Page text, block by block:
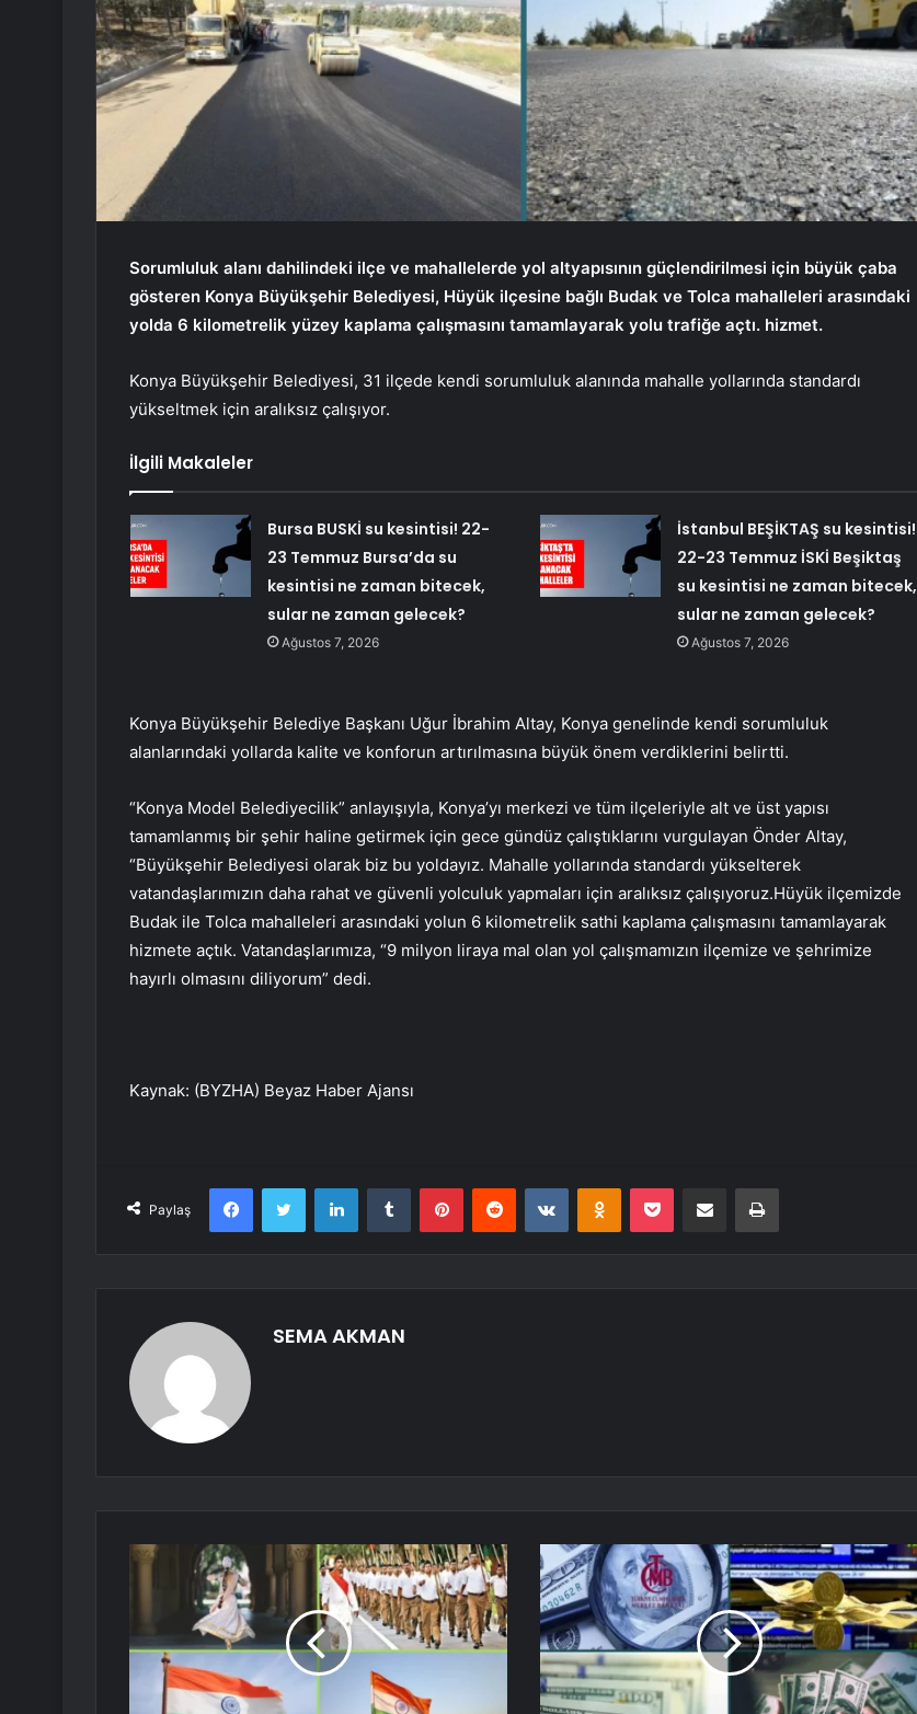
Sorumluluk alanı dahilindeki ilçe ve mahallelerde yol altyapısının güçlendirilmesi için büyük çaba
gösteren Konya Büyükşehir Belediyesi, Hüyük ilçesine bağlı Budak ve Tolca mahalleleri arasındaki
yolda 6 kilometrelik yüzey kaplama çalışmasını tamamlayarak yolu trafiğe açtı. hizmet.
Konya Büyükşehir Belediyesi, 31 ilçede kendi sorumluluk alanında mahalle yollarında standardı
yükseltmek için aralıksız çalışıyor.
İlgili Makaleler
Bursa BUSKİ su kesintisi! 22-
23 Temmuz Bursa’da su
kesintisi ne zaman bitecek,
sular ne zaman gelecek?
Ağustos 7, 2026
İstanbul BEŞİKTAŞ su kesintisi!
22-23 Temmuz İSKİ Beşiktaş
su kesintisi ne zaman bitecek,
sular ne zaman gelecek?
Ağustos 7, 2026
Konya Büyükşehir Belediye Başkanı Uğur İbrahim Altay, Konya genelinde kendi sorumluluk
alanlarındaki yollarda kalite ve konforun artırılmasına büyük önem verdiklerini belirtti.
“Konya Model Belediyecilik” anlayışıyla, Konya’yı merkezi ve tüm ilçeleriyle alt ve üst yapısı
tamamlanmış bir şehir haline getirmek için gece gündüz çalıştıklarını vurgulayan Önder Altay,
“Büyükşehir Belediyesi olarak biz bu yoldayız. Mahalle yollarında standardı yükselterek
vatandaşlarımızın daha rahat ve güvenli yolculuk yapmaları için aralıksız çalışıyoruz.Hüyük ilçemizde
Budak ile Tolca mahalleleri arasındaki yolun 6 kilometrelik sathi kaplama çalışmasını tamamlayarak
hizmete açtık. Vatandaşlarımıza, “9 milyon liraya mal olan yol çalışmamızın ilçemize ve şehrimize
hayırlı olmasını diliyorum” dedi.
Kaynak: (BYZHA) Beyaz Haber Ajansı
Paylaş
FacebookTwitter LinkedInTumblr PinterestReddit VKontakteOdnoklassniki
Pocket E-Posta ile paylaş Yazdır
SEMA AKMAN